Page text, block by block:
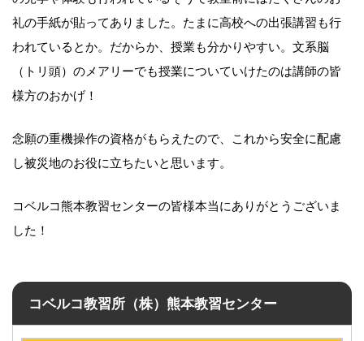
礼の手紙が貼ってありました。たまに高校への出張講習も行
われているとか。だからか、授業も分かりやすい。文系脳
（トリ頭）のメアリーでも授業についていけたのは講師の皆
様方のおかげ！
念願の重機操作の資格がもらえたので、これから安全に配慮
し被災地のお役に立ちたいと思います。
コベルコ熊本教習センターの皆様本当にありがとうございま
した！
コベルコ教習所（株）熊本教習センター